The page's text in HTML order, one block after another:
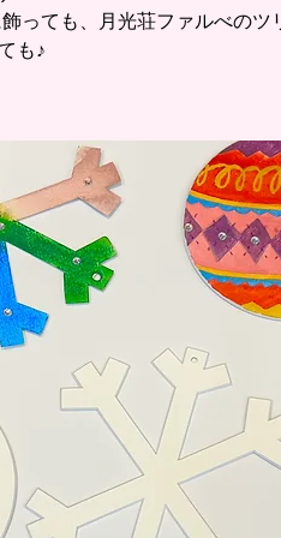
っても、月光荘ファルべのツ
も♪